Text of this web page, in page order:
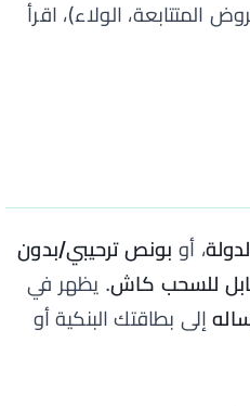
المتتابعة، الولاء)، اقرأ
، أو بونص ترحيبي/بدون
للسحب كاش. يظهر في
إلى بطاقتك البنكية أو